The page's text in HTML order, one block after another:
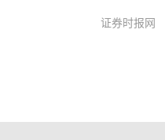
证券时报网